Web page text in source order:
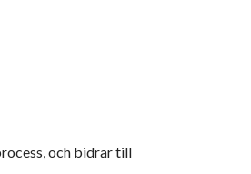
och bidrar till